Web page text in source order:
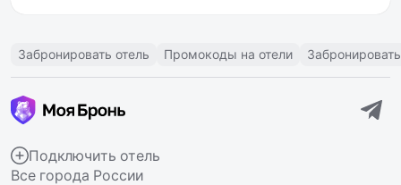
Забронировать отель Промокоды на отели
Подключить отель
Все города России